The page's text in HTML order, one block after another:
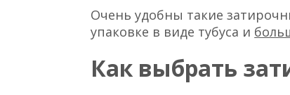
Очень удобны такие
упаковке в виде тубуса и
Как выбрать